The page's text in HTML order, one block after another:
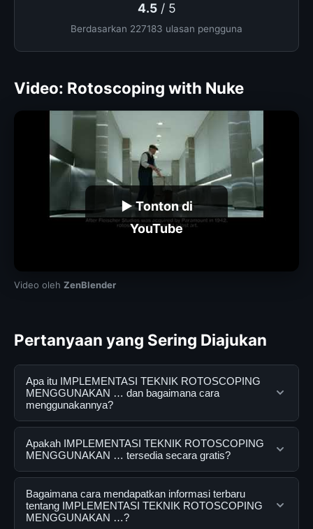
4.5/ 5
Berdasarkan 227183 ulasan pengguna
Video: Rotoscoping with Nuke
▶ Tonton di
YouTube
Video oleh ZenBlender
Pertanyaan yang Sering Diajukan
Apa itu IMPLEMENTASI TEKNIK ROTOSCOPING
MENGGUNAKAN … dan bagaimana cara
menggunakannya?
IMPLEMENTASI TEKNIK ROTOSCOPING
MENGGUNAKAN … adalah layanan digital yang
dirancang untuk membantu pengguna mendapatkan
informasi lengkap dan terpercaya. Anda dapat
menggunakannya dengan mengunjungi situs resmi dan
mengikuti panduan yang tersedia.
Apakah IMPLEMENTASI TEKNIK ROTOSCOPING
MENGGUNAKAN … tersedia secara gratis?
Ya, IMPLEMENTASI TEKNIK ROTOSCOPING
MENGGUNAKAN … dapat diakses secara gratis oleh
semua pengguna. Tidak ada biaya tersembunyi atau
Bagaimana cara mendapatkan informasi terbaru
tentang IMPLEMENTASI TEKNIK ROTOSCOPING
MENGGUNAKAN …?